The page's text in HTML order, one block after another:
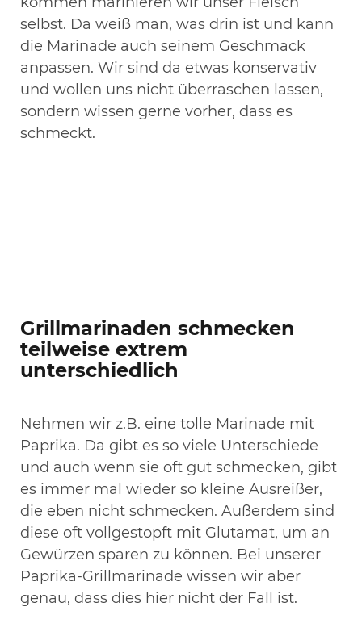
selbst. Da weiß man, was drin ist und kann
die Marinade auch seinem Geschmack
anpassen. Wir sind da etwas konservativ
und wollen uns nicht überraschen lassen,
sondern wissen gerne vorher, dass es
schmeckt.
Grillmarinaden schmecken
teilweise extrem
unterschiedlich
Nehmen wir z.B. eine tolle Marinade mit
Paprika. Da gibt es so viele Unterschiede
und auch wenn sie oft gut schmecken, gibt
es immer mal wieder so kleine Ausreißer,
die eben nicht schmecken. Außerdem sind
diese oft vollgestopft mit Glutamat, um an
Gewürzen sparen zu können. Bei unserer
Paprika-Grillmarinade wissen wir aber
genau, dass dies hier nicht der Fall ist.